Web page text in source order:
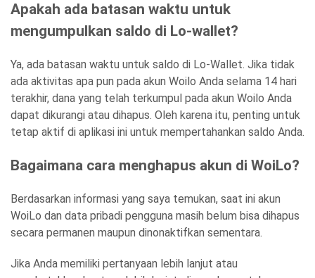
Apakah ada batasan waktu untuk
mengumpulkan saldo di Lo-wallet?
Ya, ada batasan waktu untuk saldo di Lo-Wallet. Jika tidak
ada aktivitas apa pun pada akun Woilo Anda selama 14 hari
terakhir, dana yang telah terkumpul pada akun Woilo Anda
dapat dikurangi atau dihapus. Oleh karena itu, penting untuk
tetap aktif di aplikasi ini untuk mempertahankan saldo Anda.
Bagaimana cara menghapus akun di WoiLo?
Berdasarkan informasi yang saya temukan, saat ini akun
WoiLo dan data pribadi pengguna masih belum bisa dihapus
secara permanen maupun dinonaktifkan sementara.
Jika Anda memiliki pertanyaan lebih lanjut atau